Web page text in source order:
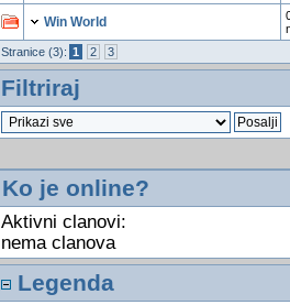
Win World
Stranice (3): 1 2 3
Filtriraj
Ko je online?
Aktivni clanovi:
nema clanova
Legenda